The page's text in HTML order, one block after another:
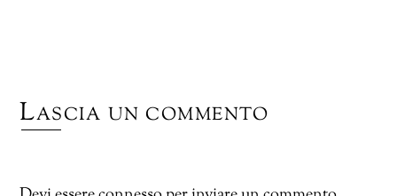
Lascia un commento